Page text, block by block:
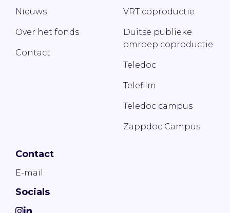
Nieuws
Over het fonds
Contact
VRT coproductie
Duitse publieke
omroep coproductie
Teledoc
Telefilm
Teledoc campus
Zappdoc Campus
Contact
E-mail
Socials